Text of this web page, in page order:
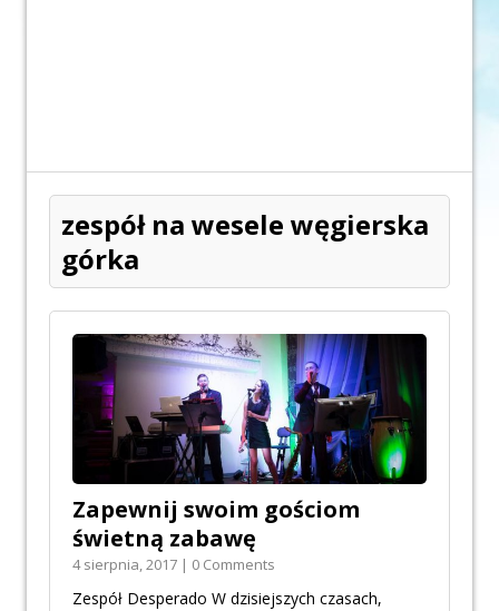
zespół na wesele węgierska
górka
Zapewnij swoim gościom
świetną zabawę
4 sierpnia, 2017 | 0 Comments
Zespół Desperado W dzisiejszych czasach,